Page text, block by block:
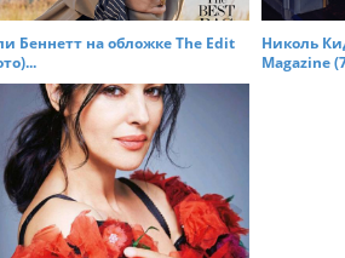
Беннетт на обложке The Edit
Николь
Magazine